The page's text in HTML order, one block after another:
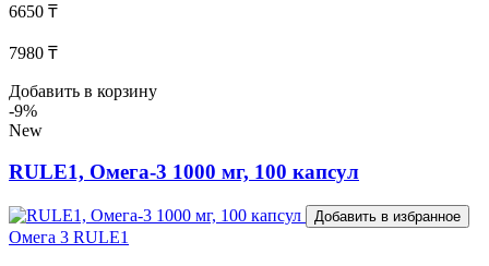
6650 ₸
7980 ₸
Добавить в корзину
-9%
New
RULE1, Омега-3 1000 мг, 100 капсул
Добавить в избранное
Омега 3 RULE1